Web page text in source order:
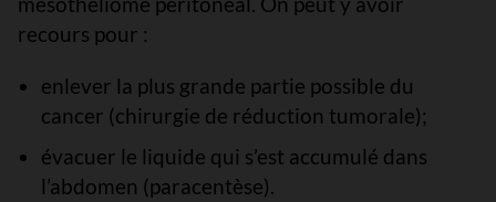
recours pour :
enlever la plus grande partie possible du
cancer (chirurgie de réduction tumorale);
évacuer le liquide qui s’est accumulé dans
l’abdomen (paracentèse).